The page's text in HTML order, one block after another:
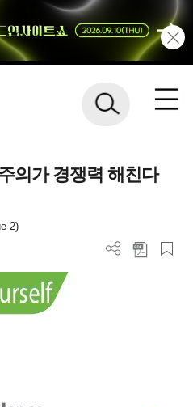
의가 경쟁력 해친다
2)